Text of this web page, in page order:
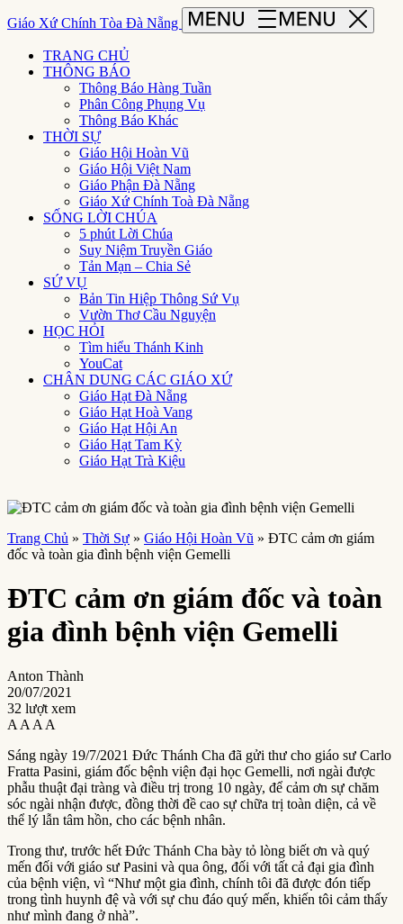
Giáo Xứ Chính Tòa Đà Nẵng
TRANG CHỦ
THÔNG BÁO
Thông Báo Hàng Tuần
Phân Công Phụng Vụ
Thông Báo Khác
THỜI SỰ
Giáo Hội Hoàn Vũ
Giáo Hội Việt Nam
Giáo Phận Đà Nẵng
Giáo Xứ Chính Toà Đà Nẵng
SỐNG LỜI CHÚA
5 phút Lời Chúa
Suy Niệm Truyền Giáo
Tản Mạn – Chia Sẻ
SỨ VỤ
Bản Tin Hiệp Thông Sứ Vụ
Vườn Thơ Cầu Nguyện
HỌC HỎI
Tìm hiểu Thánh Kinh
YouCat
CHÂN DUNG CÁC GIÁO XỨ
Giáo Hạt Đà Nẵng
Giáo Hạt Hoà Vang
Giáo Hạt Hội An
Giáo Hạt Tam Kỳ
Giáo Hạt Trà Kiệu
Trang Chủ » Thời Sự » Giáo Hội Hoàn Vũ » ĐTC cảm ơn giám
đốc và toàn gia đình bệnh viện Gemelli
ĐTC cảm ơn giám đốc và toàn
gia đình bệnh viện Gemelli
Anton Thành
20/07/2021
32 lượt xem
A A A A
Sáng ngày 19/7/2021 Đức Thánh Cha đã gửi thư cho giáo sư Carlo
Fratta Pasini, giám đốc bệnh viện đại học Gemelli, nơi ngài được
phẫu thuật đại tràng và điều trị trong 10 ngày, để cảm ơn sự chăm
sóc ngài nhận được, đồng thời đề cao sự chữa trị toàn diện, cả về
thể lý lẫn tâm hồn, cho các bệnh nhân.
Trong thư, trước hết Đức Thánh Cha bày tỏ lòng biết ơn và quý
mến đối với giáo sư Pasini và qua ông, đối với tất cả đại gia đình
của bệnh viện, vì “Như một gia đình, chính tôi đã được đón tiếp
trong tình huynh đệ và với sự chu đáo quý mến, khiến tôi cảm thấy
như mình đang ở nhà”.